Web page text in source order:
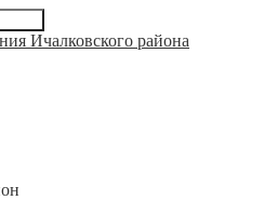
Ичалковского района